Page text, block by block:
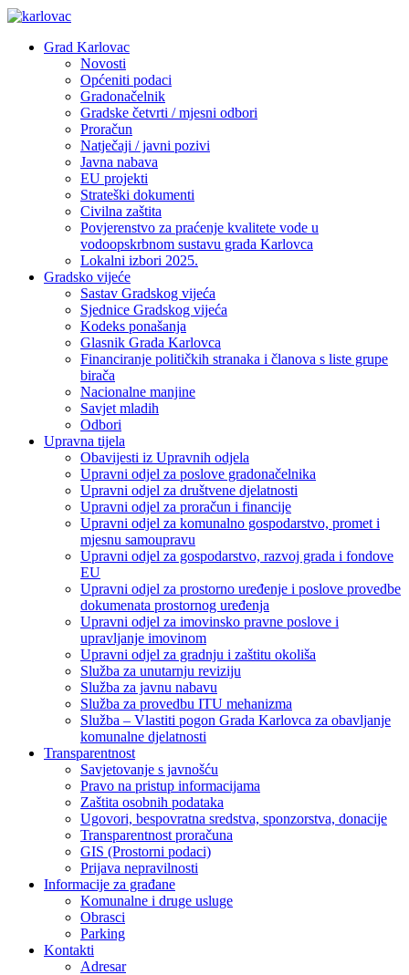
Grad Karlovac
Novosti
Općeniti podaci
Gradonačelnik
Gradske četvrti / mjesni odbori
Proračun
Natječaji / javni pozivi
Javna nabava
EU projekti
Strateški dokumenti
Civilna zaštita
Povjerenstvo za praćenje kvalitete vode u
vodoopskrbnom sustavu grada Karlovca
Lokalni izbori 2025.
Gradsko vijeće
Sastav Gradskog vijeća
Sjednice Gradskog vijeća
Kodeks ponašanja
Glasnik Grada Karlovca
Financiranje političkih stranaka i članova s liste grupe
birača
Nacionalne manjine
Savjet mladih
Odbori
Upravna tijela
Obavijesti iz Upravnih odjela
Upravni odjel za poslove gradonačelnika
Upravni odjel za društvene djelatnosti
Upravni odjel za proračun i financije
Upravni odjel za komunalno gospodarstvo, promet i
mjesnu samoupravu
Upravni odjel za gospodarstvo, razvoj grada i fondove
EU
Upravni odjel za prostorno uređenje i poslove provedbe
dokumenata prostornog uređenja
Upravni odjel za imovinsko pravne poslove i
upravljanje imovinom
Upravni odjel za gradnju i zaštitu okoliša
Služba za unutarnju reviziju
Služba za javnu nabavu
Služba za provedbu ITU mehanizma
Služba – Vlastiti pogon Grada Karlovca za obavljanje
komunalne djelatnosti
Transparentnost
Savjetovanje s javnošću
Pravo na pristup informacijama
Zaštita osobnih podataka
Ugovori, bespovratna sredstva, sponzorstva, donacije
Transparentnost proračuna
GIS (Prostorni podaci)
Prijava nepravilnosti
Informacije za građane
Komunalne i druge usluge
Obrasci
Parking
Kontakti
Adresar